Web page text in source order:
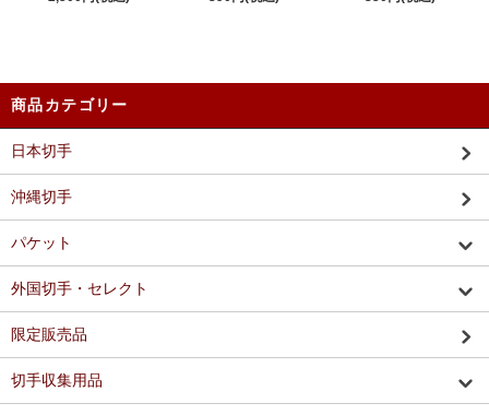
商品カテゴリー
日本切手
沖縄切手
パケット
外国切手・セレクト
限定販売品
切手収集用品